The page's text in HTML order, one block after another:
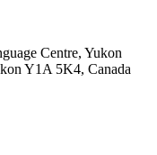
Centre, Yukon
Y1A 5K4, Canada